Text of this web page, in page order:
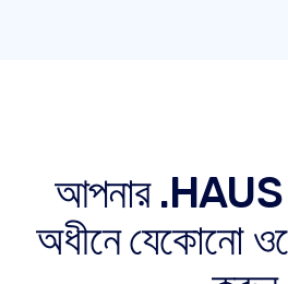
আপনার .HAUS
অধীনে যেকোনো